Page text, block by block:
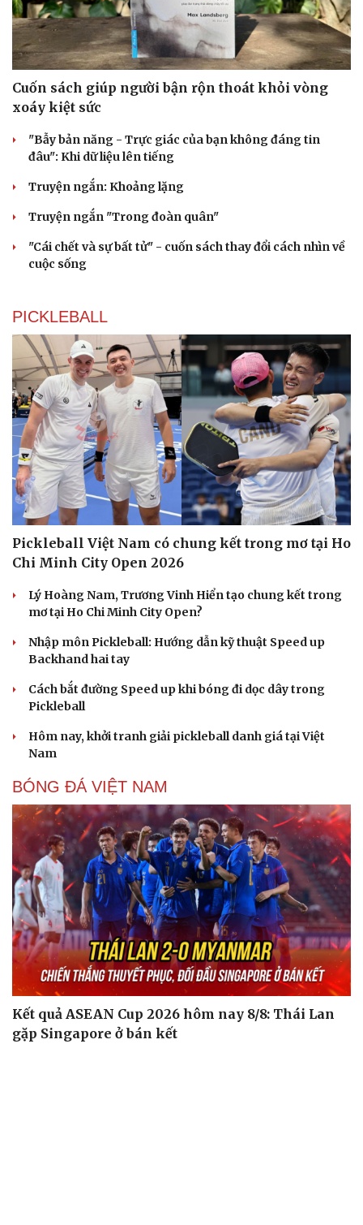
Cuốn sách giúp người bận rộn thoát khỏi vòng
xoáy kiệt sức
"Bẫy bản năng - Trực giác của bạn không đáng tin
đâu": Khi dữ liệu lên tiếng
Truyện ngắn: Khoảng lặng
Truyện ngắn "Trong đoàn quân"
"Cái chết và sự bất tử" - cuốn sách thay đổi cách nhìn về
cuộc sống
PICKLEBALL
Pickleball Việt Nam có chung kết trong mơ tại Ho
Chi Minh City Open 2026
Lý Hoàng Nam, Trương Vinh Hiển tạo chung kết trong
mơ tại Ho Chi Minh City Open?
Nhập môn Pickleball: Hướng dẫn kỹ thuật Speed up
Backhand hai tay
Cách bắt đường Speed up khi bóng đi dọc dây trong
Pickleball
Hôm nay, khởi tranh giải pickleball danh giá tại Việt
Nam
BÓNG ĐÁ VIỆT NAM
Kết quả ASEAN Cup 2026 hôm nay 8/8: Thái Lan
gặp Singapore ở bán kết